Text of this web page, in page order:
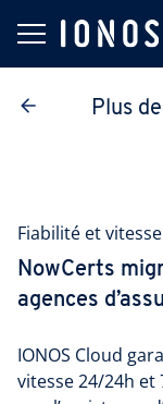
Plus
Fiabilité et vitesse
NowCerts
agences
IONOS Cloud
vitesse 24/24h et